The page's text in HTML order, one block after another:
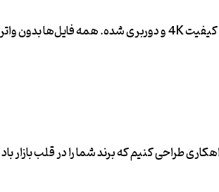
طراحی کنیم که برند شما را در قلب بازار باد